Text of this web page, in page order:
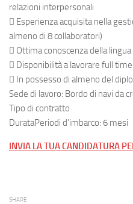
relazioni interpersonali
 Esperienza acquisita nella
almeno di 8 collaboratori)
 Ottima conoscenza della
 Disponibilità a lavorare full time
 In possesso di almeno del
Sede di lavoro: Bordo di navi da
Tipo di contratto
DurataPeriodi d’imbarco: 6 mesi
INVIA LA TUA CANDIDATURA
SHARE